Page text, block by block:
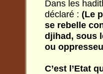
Dans les
déclaré : (Le
se rebelle
djihad, sous
ou
C’est l’Etat